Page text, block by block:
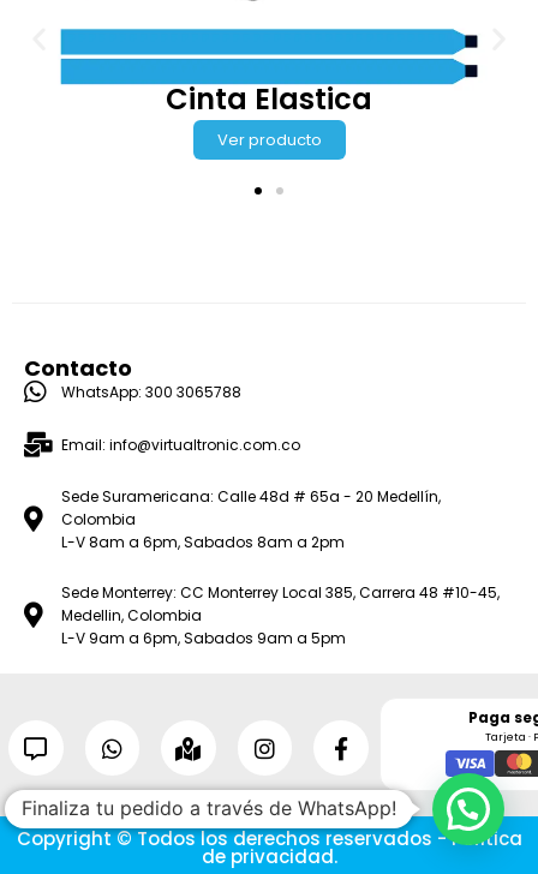
Contacto
WhatsApp: 300 3065788
Email: info@virtualtronic.com.co
Sede Suramericana: Calle 48d # 65a - 20 Medellín,
Colombia
L-V 8am a 6pm, Sabados 8am a 2pm
Sede Monterrey: CC Monterrey Local 385, Carrera 48 #10-45,
Medellin, Colombia
L-V 9am a 6pm, Sabados 9am a 5pm
Paga
Tarjeta ·
Copyright © Todos los derechos reservados - Política
de privacidad.
Finaliza tu pedido a través de WhatsApp!